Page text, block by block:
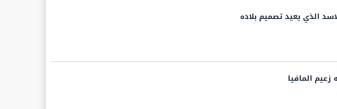
الذي يعيد تصميم بلاده
المافيا